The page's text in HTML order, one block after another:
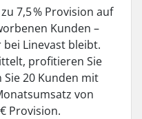
7,5 % Provision auf
Kunden –
Linevast bleibt.
profitieren Sie
20 Kunden mit
von
Provision.